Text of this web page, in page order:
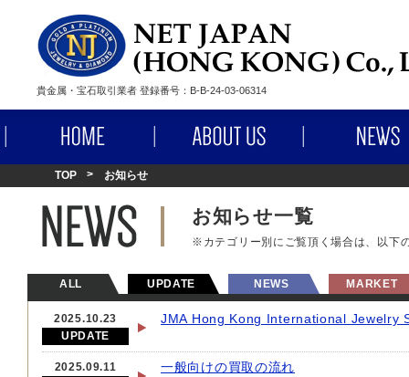
貴金属・宝石取引業者 登録番号：B-B-24-03-06314
TOP お知らせ
お知らせ一覧
※カテゴリー別にご覧頂く場合は、以下
ALL UPDATE NEWS MARKET
2025.10.23
UPDATE
JMA Hong Kong International Jewelry
2025.09.11
一般向けの買取の流れ